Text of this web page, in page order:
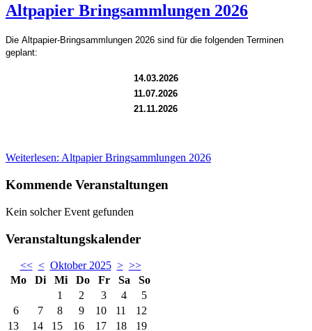
Altpapier Bringsammlungen 2026
Die Altpapier-Bringsammlungen 2026 sind für die folgenden Terminen
geplant:
14.03.2026
11.07.2026
21.11.2026
Weiterlesen: Altpapier Bringsammlungen 2026
Kommende Veranstaltungen
Kein solcher Event gefunden
Veranstaltungskalender
<< < Oktober 2025 > >>
Mo
Di Mi Do Fr Sa
So
1
2 3 4
5
6
7 8 9 10 11
12
13
14 15 16 17 18 19